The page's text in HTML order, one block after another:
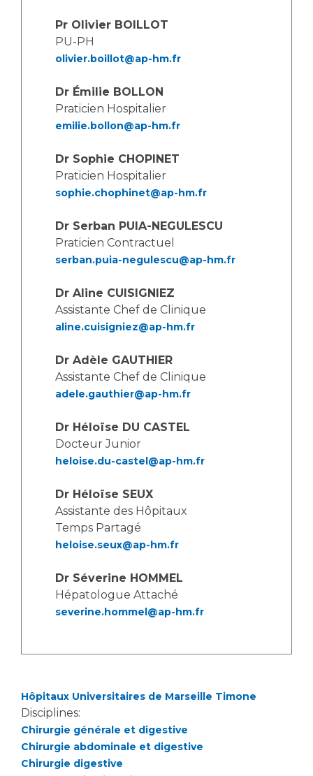
Transports sanitaires
Vos droits, vos devoirs
Handicap
Pôle Médecine Physique et Réadaptation
Accueil sourds et malentendants
Charte Romain Jacob
Activité physique
Cancer
Médecine nucléaire
Maladies rares
Vos représentants
La Commission Des Usagers (CDU)
Les Comités Locaux des Usagers
Nos indicateurs qualité et de sécurité des soins
Protection des données
Écoles et Instituts de Formation
Plateforme des internes
Professionnels de santé
Adresser un patient
Réseaux de soins
Adresser un examen au Laboratoire de Biologie
Médicale
Cancérologie
Les pôles d'activité médicale
Anatomie et Cytologie Pathologiques
Adresser un examen au Laboratoire d'Infectiologie
Centres de référence Maladies Rares
Plateforme d'Expertise Maladies Rares
Presse / Multimédia
Dossiers de presse
Médiathèque
Fournisseurs
Rôles et missions
Pr Olivier BOILLOT
PU-PH
olivier.boillot@ap-hm.fr
Dr Émilie BOLLON
Praticien Hospitalier
emilie.bollon@ap-hm.fr
Dr Sophie CHOPINET
Praticien Hospitalier
sophie.chophinet@ap-hm.fr
Dr Serban PUIA-NEGULESCU
Praticien Contractuel
serban.puia-negulescu@ap-hm.fr
Dr Aline CUISIGNIEZ
Assistante Chef de Clinique
aline.cuisigniez@ap-hm.fr
Dr Adèle GAUTHIER
Assistante Chef de Clinique
adele.gauthier@ap-hm.fr
Dr Héloïse DU CASTEL
Docteur Junior
heloise.du-castel@ap-hm.fr
Dr Héloïse SEUX
Assistante des Hôpitaux
Temps Partagé
heloise.seux@ap-hm.fr
Dr Séverine HOMMEL
Hépatologue Attaché
severine.hommel@ap-hm.fr
Hôpitaux Universitaires de Marseille Timone
Disciplines:
Chirurgie générale et digestive
Chirurgie abdominale et digestive
Chirurgie digestive